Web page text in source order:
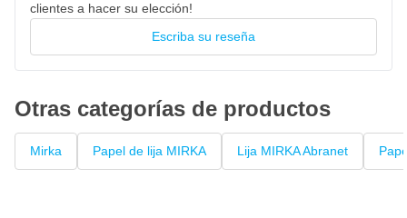
Ventajas: Alta capacidad de corte, larga durabilidad, mínima
clientes a hacer su elección!
Escriba su reseña
Otras categorías de productos
Mirka Papel de lija MIRKA Lija MIRKA Abranet